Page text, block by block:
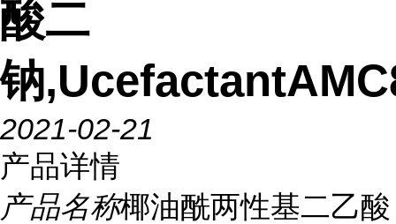
酸二
钠
2021-02-21
产品详情
产品名称椰油酰两性基二乙酸